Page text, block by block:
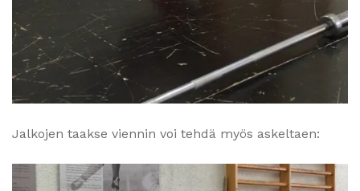
Jalkojen taakse viennin voi tehdä myös askeltaen: